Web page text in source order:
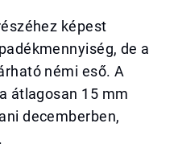
képest
de a
némi eső. A
átlagosan 15 mm
decemberben,